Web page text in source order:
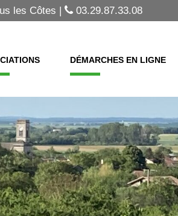
les Côtes | 03.29.87.33.08
DÉMARCHES EN LIGNE